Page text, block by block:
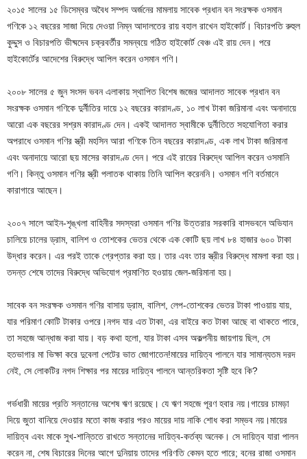
২০১৫ সালের ১৫ ডিসেম্বর অবৈধ সম্পদ অর্জনের মামলায় সাবেক প্রধান বন সংরক্ষক ওসমান
গণিকে ১২ বছরের সাজা দিয়ে দেওয়া নিম্ন আদালতের রায় বহাল রাখেন হাইকোর্ট। বিচারপতি রুহুল
কুদ্দুস ও বিচারপতি ভীষ্মদেব চক্রবর্তীর সমন্বয়ে গঠিত হাইকোর্ট বেঞ্চ এই রায় দেন। পরে
হাইকোর্টের আদেশের বিরুদ্ধে আপিল করেন ওসমান গণি।
২০০৮ সালের ৫ জুন সংসদ ভবন এলাকায় স্থাপিত বিশেষ জজের আদালত সাবেক প্রধান বন
সংরক্ষক ওসমান গণিকে দুর্নীতির দায়ে ১২ বছরের কারাদণ্ড, ১০ লাখ টাকা জরিমানা এবং অনাদায়ে
আরো এক বছরের সশ্রম কারাদণ্ড দেন। একই আদালত স্বামীকে দুর্নীতিতে সহযোগিতা করার
অপরাধে ওসমান গণির স্ত্রী মহসিন আরা গণিকে তিন বছরের কারাদণ্ড, এক লাখ টাকা জরিমানা
এবং অনাদায়ে আরো ছয় মাসের কারাদণ্ড দেন। পরে এই রায়ের বিরুদ্ধে আপিল করেন ওসমানি
গণি। কিন্তু ওসমান গণির স্ত্রী পলাতক থাকায় তিনি আপিল করেননি। ওসমান গণি বর্তমানে
কারাগারে আছেন।
২০০৭ সালে আইন-শৃঙ্খলা বাহিনীর সদস্যরা ওসমান গণির উত্তরার সরকারি বাসভবনে অভিযান
চালিয়ে চালের ড্রাম, বালিশ ও তোশকের ভেতর থেকে এক কোটি ছয় লাখ ৮৪ হাজার ৬০০ টাকা
উদ্ধার করেন। এর পরই তাকে গ্রেপ্তার করা হয়। তার এবং তার স্ত্রীর বিরুদ্ধে মামলা করা হয়।
তদন্ত শেষে তাদের বিরুদ্ধে অভিযোগ প্রমাণিত হওয়ায় জেল-জরিমানা হয়।
সাবেক বন সংরক্ষক ওসমান গণির বাসায় ড্রাম, বালিশ, লেপ-তোশকের ভেতর টাকা পাওয়ায় যায়,
যার পরিমাণ কোটি টাকার ওপরে।নগদ যার এত টাকা, এর বাইরে কত টাকা আছে বা থাকতে পারে,
তা সহজে আন্ধাজ করা যায়। বড় কথা হলো, যার টাকা এসব অকল্পনীয় জায়গায় ছিল, সে
হতভাগার মা ভিক্ষা করে দুবেলা পেটের ভাত জোগাতেন!মায়ের দায়িত্ব পালনে যার সামান্যতম দরদ
নেই, সে লোকটির নগদ শিক্ষার পর মায়ের দায়িত্ব পালনে আন্তরিকতা সৃষ্টি হবে কি?
গর্ভধারী মায়ের প্রতি সন্তানের অশেষ ঋণ রয়েছে। যে ঋণ সহজে পূরণ হবার নয়।গায়ের চামড়া
দিয়ে জুতা বানিয়ে দেওয়ার মতো কাজ করার পরও মায়ের দায় নাকি শোধ করা সম্ভব নয়।মায়ের
দায়িত্ব এবং মাকে সুখ-শান্তিতে রাখতে সন্তানের দায়িত্ব-কর্তব্য অনেক। সে দায়িত্ব যারা পালন
করেন না, শেষ বিচারের দিনের আগে দুনিয়ায় তাদের পরিণতি কেমন হতে পারে; বনের রাজা ওসমান